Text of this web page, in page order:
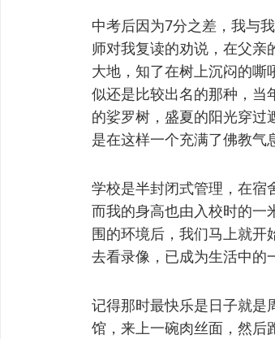
中考后因为7分之差，我与
师对我复读的劝说，在父亲
大地，知了在树上沉闷的嘶
似还是比较出名的那种，当
的娑罗树，盛夏的阳光穿过
是在这样一个充满了佛教气
学校是半封闭式管理，在宿
而我的身高也由入校时的一
围的环境后，我们马上就开
去看录像，已成为生活中的
记得那时最快乐是日子就是
馆，来上一碗肉丝面，然后